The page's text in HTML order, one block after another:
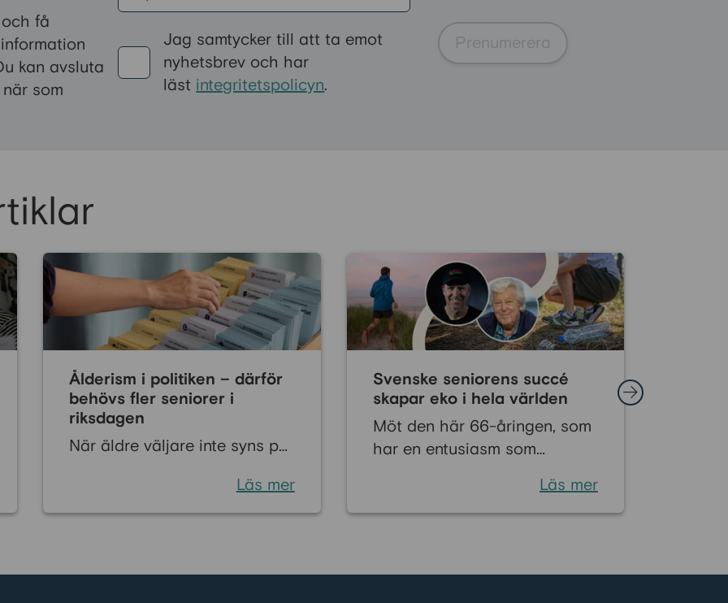
få
kan avsluta
som
Jag samtycker till att ta emot
nyhetsbrev och har
läst integritetspolicyn.
Prenumerera
Ålderism i politiken – därför
behövs fler seniorer i
riksdagen
När äldre väljare inte syns på
erfarenheter att försvinna ur
politiken. 60plusbankens
Läs mer
Svenske seniorens succé
skapar eko i hela världen
Möt den här 66-åringen, som
har en entusiasm som
Läs mer